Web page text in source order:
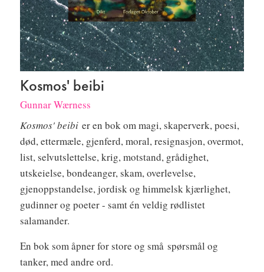
Kosmos' beibi
Gunnar Wærness
Kosmos' beibi er en bok om magi, skaperverk, poesi,
død, ettermæle, gjenferd, moral, resignasjon, overmot,
list, selvutslettelse, krig, motstand, grådighet,
utskeielse, bondeanger, skam, overlevelse,
gjenoppstandelse, jordisk og himmelsk kjærlighet,
gudinner og poeter - samt én veldig rødlistet
salamander.
En bok som åpner for store og små spørsmål og
tanker, med andre ord.